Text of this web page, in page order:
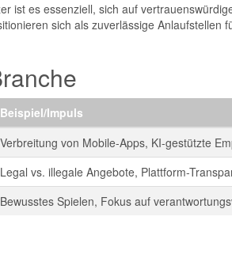
ist es essenziell, sich auf
sich als zuverlässige Anlaufstellen
Beispiel/Impuls
Verbreitung von Mobile-Apps, KI-gestützte
Legal vs. illegale Angebote, Plattform-
Bewusstes Spielen, Fokus auf